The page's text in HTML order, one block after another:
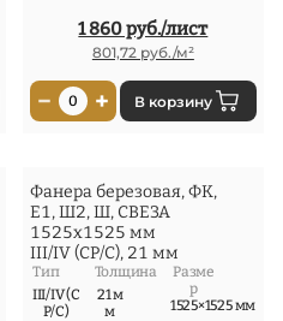
1 860 руб./лист
801,72 руб./м²
− 0 + В корзину
Фанера березовая, ФК,
Е1, Ш2, Ш, СВЕЗА
1525x1525 мм
III/IV (СР/С), 21 мм
Тип
III/IV (С
Р/С)
Толщина
21 м
м
Разме
р
1525×1525 мм